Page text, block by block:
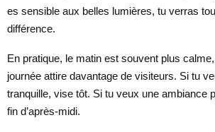
es sensible aux belles lumières, tu verras
différence.
En pratique, le matin est souvent plus
journée attire davantage de visiteurs. Si tu
tranquille, vise tôt. Si tu veux une ambiance
fin d’après-midi.